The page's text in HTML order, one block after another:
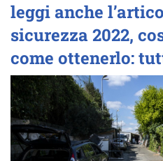
leggi anche
sicurezza 2022,
come ottenerlo: